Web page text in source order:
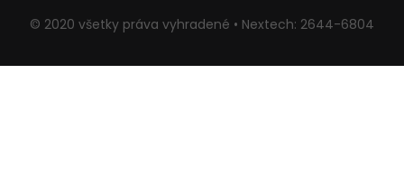
© 2020 všetky práva vyhradené • Nextech: 2644-6804